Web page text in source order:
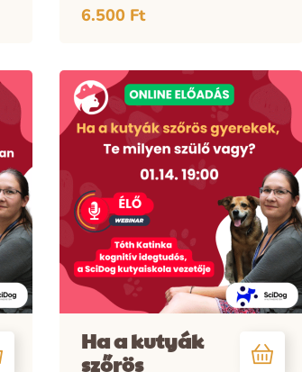
6.500 Ft
Ha a kutyák
szőrös